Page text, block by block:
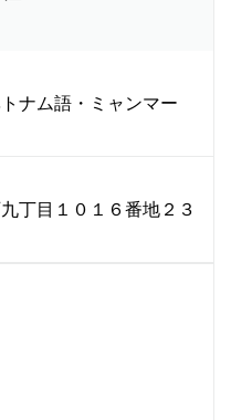
ナム語・ミャンマー
丁目１０１６番地２３